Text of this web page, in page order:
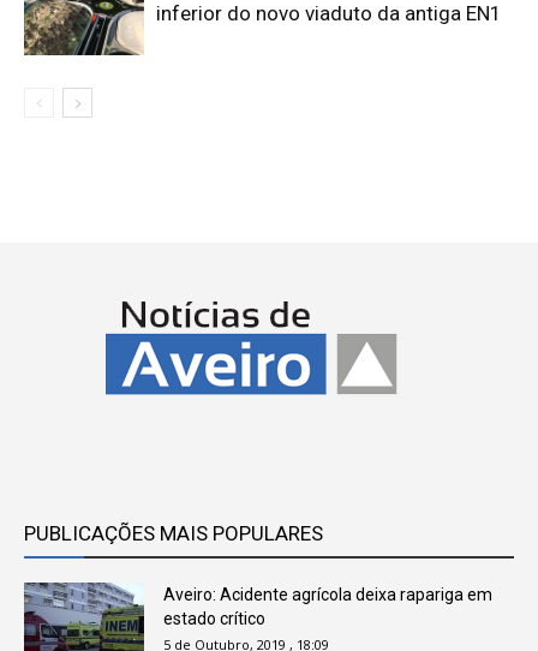
inferior do novo viaduto da antiga EN1
PUBLICAÇÕES MAIS POPULARES
Aveiro: Acidente agrícola deixa rapariga em
estado crítico
5 de Outubro, 2019 , 18:09